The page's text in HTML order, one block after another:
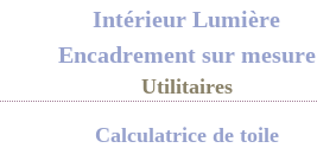
Intérieur Lumière
Encadrement sur mesure
Utilitaires
Calculatrice de toile